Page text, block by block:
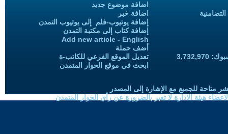
اضافة موضوع جديد
اضافة خبر
إضافة يوتيوب-فلم إلى يوتيوب التمدن
إضافة كتاب إلى مكتبة التمدن
Add new article - English
أضف حملة
تعديل الموقع الفرعي للكاتب-ة
ابحث في موقع الحوار المتمدن
متاحة للجميع مع الإشارة إلى المصدر
هيئة الادارة لا تعبر بالضرورة عن رأي الحوار المتمدن